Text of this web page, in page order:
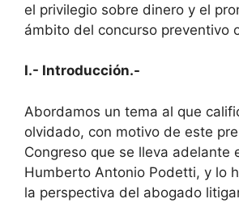
el privilegio sobre dinero y el
ámbito del concurso preventivo
I.- Introducción.-
Abordamos un tema al que
olvidado, con motivo de este
Congreso que se lleva adelante
Humberto Antonio Podetti, y lo
la perspectiva del abogado